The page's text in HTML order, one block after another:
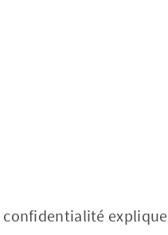
confidentialité explique